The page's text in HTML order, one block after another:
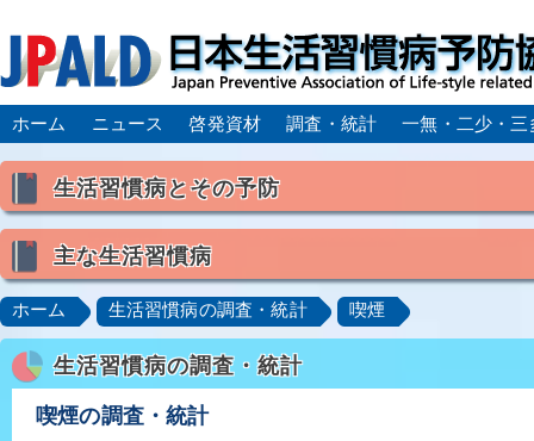
ホーム ニュース 啓発資材 調査・統計 一無・二少・三
生活習慣病とその予防
喫煙
食生活
主な生活習慣病
高血圧 脂質異常症（高脂血症） 糖尿病
肥満症／メタボリックシンドローム
動脈硬化
心
脂肪肝／NAFLD／NASH
アルコール肝疾患
ロコモティブシンドローム／サルコペニア／フレイル
ホーム 生活習慣病の調査・統計 喫煙
生活習慣病の調査・統計
喫煙の調査・統計